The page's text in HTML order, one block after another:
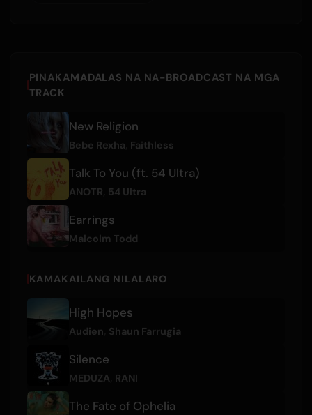
PINAKAMADALAS NA NA-BROADCAST NA MGA
TRACK
New Religion
Bebe Rexha Faithless
Talk To You (ft. 54 Ultra)
ANOTR 54 Ultra
Earrings
Malcolm Todd
KAMAKAILANG NILALARO
High Hopes
Audien Shaun Farrugia
Silence
MEDUZA RANI
The Fate of Ophelia